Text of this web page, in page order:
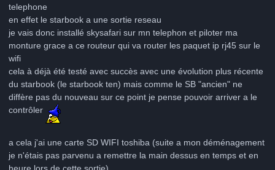
telephone
en effet le starbook a une sortie reseau
je vais donc installé skysafari sur mn telephon et piloter ma
monture grace a ce routeur qui va router les paquet ip rj45 sur le
wifi
cela à déjà été testé avec succès avec une évolution plus récente
du starbook (le starbook ten) mais comme le SB "ancien" ne
diffère pas du nouveau sur ce point je pense pouvoir arriver a le
contrôler
a cela j'ai une carte SD WIFI toshiba (suite a mon déménagement
je n'étais pas parvenu a remettre la main dessus en temps et en